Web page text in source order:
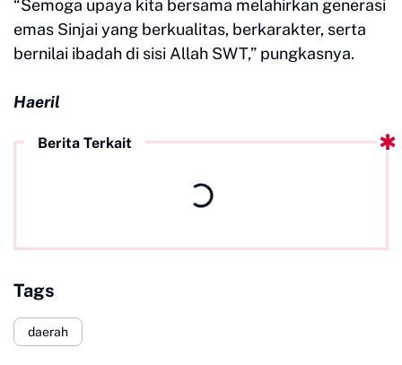
“Semoga upaya kita bersama melahirkan generasi
emas Sinjai yang berkualitas, berkarakter, serta
bernilai ibadah di sisi Allah SWT,” pungkasnya.
Haeril
Berita Terkait
Tags
daerah